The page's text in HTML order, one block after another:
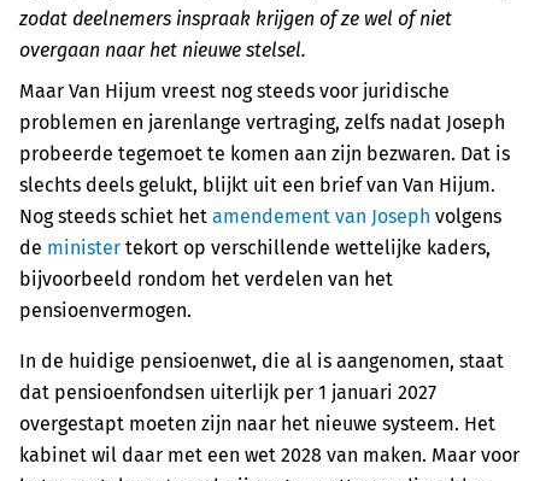
zodat deelnemers inspraak krijgen of ze wel of niet
overgaan naar het nieuwe stelsel.
Maar Van Hijum vreest nog steeds voor juridische
problemen en jarenlange vertraging, zelfs nadat Joseph
probeerde tegemoet te komen aan zijn bezwaren. Dat is
slechts deels gelukt, blijkt uit een brief van Van Hijum.
Nog steeds schiet het amendement van Joseph volgens
de minister tekort op verschillende wettelijke kaders,
bijvoorbeeld rondom het verdelen van het
pensioenvermogen.
In de huidige pensioenwet, die al is aangenomen, staat
dat pensioenfondsen uiterlijk per 1 januari 2027
overgestapt moeten zijn naar het nieuwe systeem. Het
kabinet wil daar met een wet 2028 van maken. Maar voor